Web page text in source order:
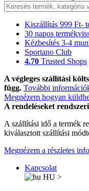
Kiszállítás 999 Ft-
30 napos
Kézbesítés 3-4
Sportano Club
4.70 Trusted Shops
A végleges szállítási
függ. További
Megnézem hogyan
A rendeléseket
A szállítási idő a termék
kiválasztott szállítási
Megnézem a részletes
Kapcsolat
HU >